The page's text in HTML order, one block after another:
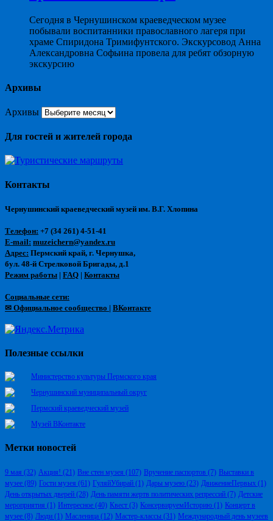
Сегодня в Чернушинском краеведческом музее
побывали воспитанники православного лагеря при
храме Спиридона Тримифунтского. Экскурсовод Анна
Александровна Софьина провела для ребят обзорную
экскурсию
Архивы
Архивы
Для гостей и жителей города
Контакты
Чернушинский краеведческий музей им. В.Г. Хлопина
Телефон: +7 (34 261) 4-51-41
E-mail: muzeichern@yandex.ru
Адрес: Пермский край, г. Чернушка,
бул. 48-й Стрелковой Бригады, д.1
Режим работы | FAQ | Контакты
Социальные сети:
✉ Официальное сообщество | ВКонтакте
Полезные ссылки
Министерство культуры Пермского края
Чернушинский муниципальный округ
Пермский краеведческий музей
Музей ВКонтакте
Метки новостей
9 мая (32) Акция! (21) Вне стен музея (107) Вручение паспортов (7) Выставки в
музее (89) Гости музея (61) ГуляйУбирай (1) Дары музею (23) ДвижениеПервых (1)
День открытых дверей (28) День памяти жертв политических репрессий (7) Детские
мероприятия (1) Интересное (40) Квест (3) КонсервируемИсторию (1) Концерт в
музее (8) Люди (1) Масленица (12) Мастер-классы (31) Международный день музеев